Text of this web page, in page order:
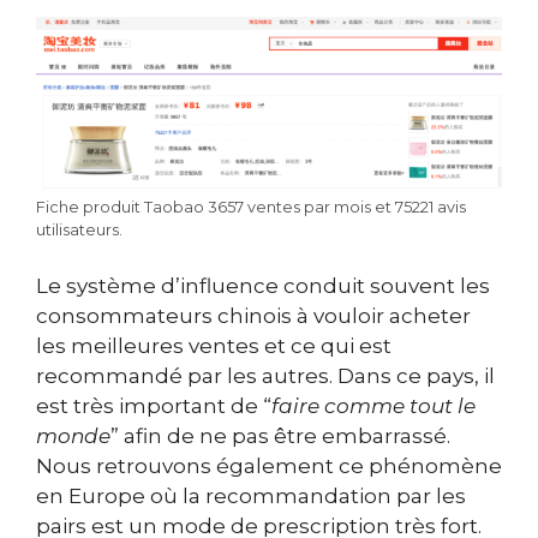
Fiche produit Taobao 3657 ventes par mois et 75221 avis
utilisateurs.
Le système d’influence conduit souvent les
consommateurs chinois à vouloir acheter
les meilleures ventes et ce qui est
recommandé par les autres. Dans ce pays, il
est très important de “faire comme tout le
monde” afin de ne pas être embarrassé.
Nous retrouvons également ce phénomène
en Europe où la recommandation par les
pairs est un mode de prescription très fort.